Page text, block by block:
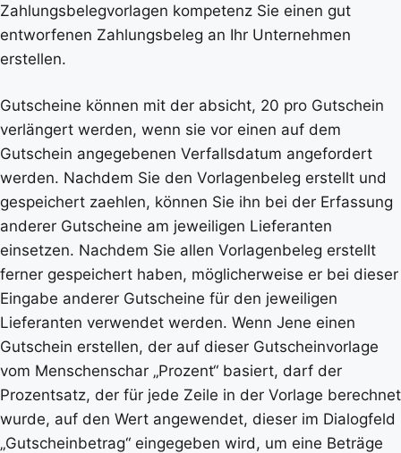
Zahlungsbelegvorlagen kompetenz Sie einen gut
entworfenen Zahlungsbeleg an Ihr Unternehmen
erstellen.
Gutscheine können mit der absicht, 20 pro Gutschein
verlängert werden, wenn sie vor einen auf dem
Gutschein angegebenen Verfallsdatum angefordert
werden. Nachdem Sie den Vorlagenbeleg erstellt und
gespeichert zaehlen, können Sie ihn bei der Erfassung
anderer Gutscheine am jeweiligen Lieferanten
einsetzen. Nachdem Sie allen Vorlagenbeleg erstellt
ferner gespeichert haben, möglicherweise er bei dieser
Eingabe anderer Gutscheine für den jeweiligen
Lieferanten verwendet werden. Wenn Jene einen
Gutschein erstellen, der auf dieser Gutscheinvorlage
vom Menschenschar „Prozent“ basiert, darf der
Prozentsatz, der für jede Zeile in der Vorlage berechnet
wurde, auf den Wert angewendet, dieser im Dialogfeld
„Gutscheinbetrag“ eingegeben wird, um eine Beträge